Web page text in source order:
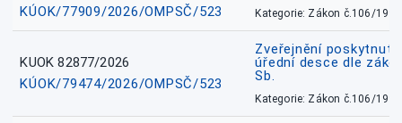
KÚOK/77909/2026/OMPSČ/523
Kategorie: Zákon č.106/1999
KUOK 82877/2026
KÚOK/79474/2026/OMPSČ/523
Zveřejnění
úřední desce dle
Sb.
Kategorie: Zákon č.106/1999